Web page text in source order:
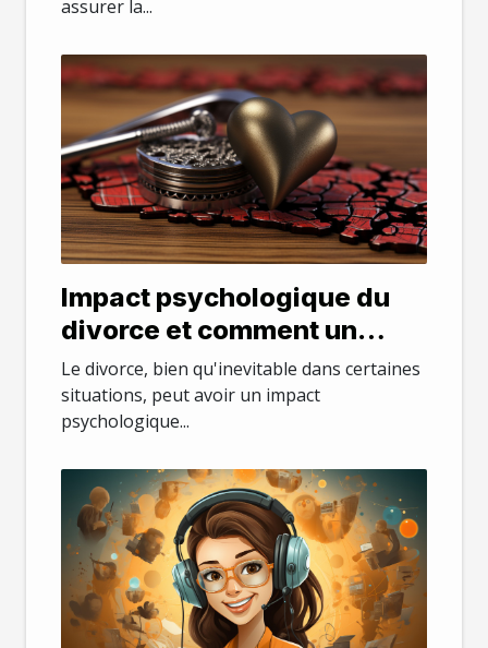
assurer la...
Impact psychologique du
divorce et comment un
avocat peut aider
Le divorce, bien qu'inevitable dans certaines
situations, peut avoir un impact
psychologique...